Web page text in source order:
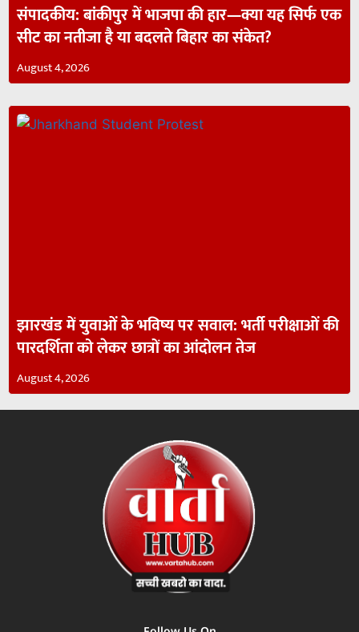
संपादकीय: बांकीपुर में भाजपा की हार—क्या यह सिर्फ एक
सीट का नतीजा है या बदलते बिहार का संकेत?
August 4, 2026
झारखंड में युवाओं के भविष्य पर सवाल: भर्ती परीक्षाओं की
पारदर्शिता को लेकर छात्रों का आंदोलन तेज
August 4, 2026